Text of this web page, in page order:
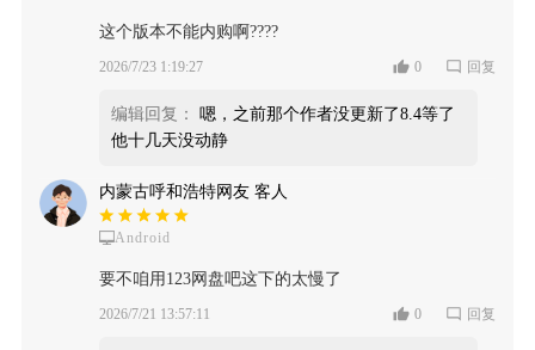
这个版本不能内购啊????
2026/7/23 1:19:27 0 回复
编辑回复：
嗯，之前那个作者没更新了8.4等了
他十几天没动静
内蒙古呼和浩特网友 客人
Android
要不咱用123网盘吧这下的太慢了
2026/7/21 13:57:11 0 回复